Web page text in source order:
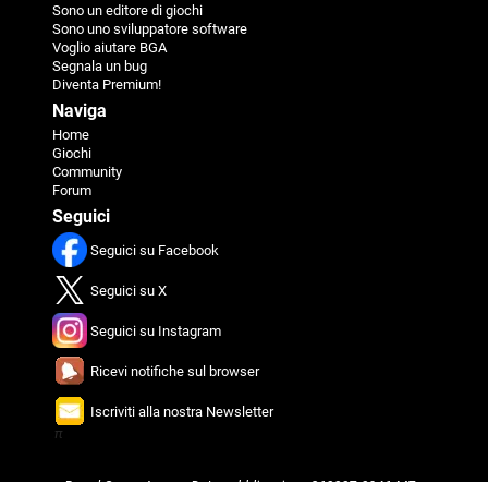
Sono un editore di giochi
Sono uno sviluppatore software
Voglio aiutare BGA
Segnala un bug
Diventa Premium!
Naviga
Home
Giochi
Community
Forum
Seguici
Seguici su Facebook
Seguici su X
Seguici su Instagram
Ricevi notifiche sul browser
Iscriviti alla nostra Newsletter
π